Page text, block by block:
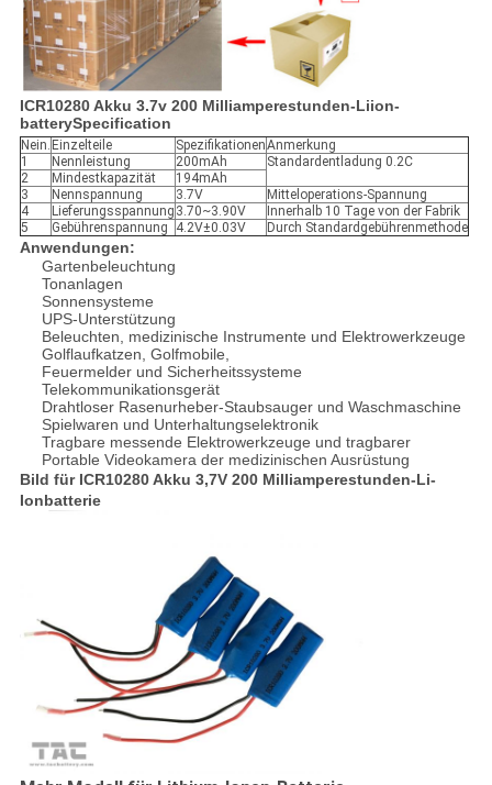
ICR10280 Akku 3.7v 200 Milliamperestunden-Liion-
batterySpecification
Nein. Einzelteile SpezifikationenAnmerkung
1
Nennleistung 200mAh
Standardentladung 0.2C
2
Mindestkapazität
194mAh
3
Nennspannung 3.7V
Mitteloperations-Spannung
4
Lieferungsspannung 3.70~3.90V
Innerhalb 10 Tage von der Fabrik
5
Gebührenspannung 4.2V±0.03V Durch Standardgebührenmethode
Anwendungen:
Gartenbeleuchtung
Tonanlagen
Sonnensysteme
UPS-Unterstützung
Beleuchten, medizinische Instrumente und Elektrowerkzeuge
Golflaufkatzen, Golfmobile,
Feuermelder und Sicherheitssysteme
Telekommunikationsgerät
Drahtloser Rasenurheber-Staubsauger und Waschmaschine
Spielwaren und Unterhaltungselektronik
Tragbare messende Elektrowerkzeuge und tragbarer
Portable Videokamera der medizinischen Ausrüstung
Bild für ICR10280 Akku 3,7V 200 Milliamperestunden-Li-
Ionbatterie